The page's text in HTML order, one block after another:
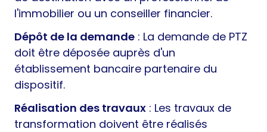
l'immobilier ou un conseiller financier.
Dépôt de la demande : La demande de PTZ
doit être déposée auprès d'un
établissement bancaire partenaire du
dispositif.
Réalisation des travaux : Les travaux de
transformation doivent être réalisés